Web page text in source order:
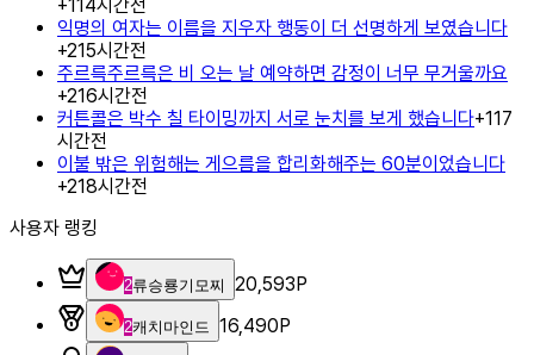
+114시간전
익명의 여자는 이름을 지우자 행동이 더 선명하게 보였습니다
+215시간전
주르륵주르륵은 비 오는 날 예약하면 감정이 너무 무거울까요
+216시간전
커튼콜은 박수 칠 타이밍까지 서로 눈치를 보게 했습니다+117
시간전
이불 밖은 위험해는 게으름을 합리화해주는 60분이었습니다
+218시간전
사용자 랭킹
2류승룡기모찌 20,593P
2캐치마인드 16,490P